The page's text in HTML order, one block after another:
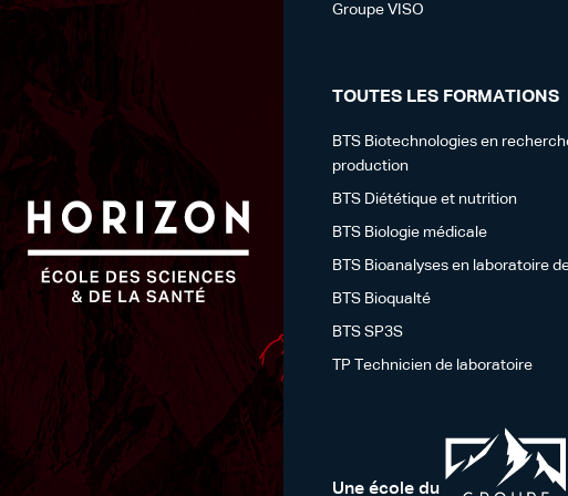
Groupe VISO
TOUTES LES FORMATIONS
BTS Biotechnologies en
production
BTS Diététique et nutrition
BTS Biologie médicale
BTS Bioanalyses en laboratoire
BTS Bioqualté
BTS SP3S
TP Technicien de laboratoire
Une école du